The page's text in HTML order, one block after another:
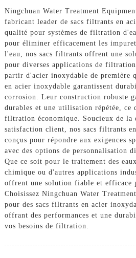
Ningchuan Water Treatment
fabricant leader de sacs filtrants en
qualité pour systèmes de filtration
pour éliminer efficacement les
l'eau, nos sacs filtrants offrent une
pour diverses applications de
partir d'acier inoxydable de première
en acier inoxydable garantissent
corrosion. Leur construction robuste
durables et une utilisation répétée,
filtration économique. Soucieux de la
satisfaction client, nos sacs filtrants
conçus pour répondre aux exigences
avec des options de personnalisation
Que ce soit pour le traitement des
chimique ou d'autres applications
offrent une solution fiable et efficace
Choisissez Ningchuan Water
pour des sacs filtrants en acier
offrant des performances et une
vos besoins de filtration.